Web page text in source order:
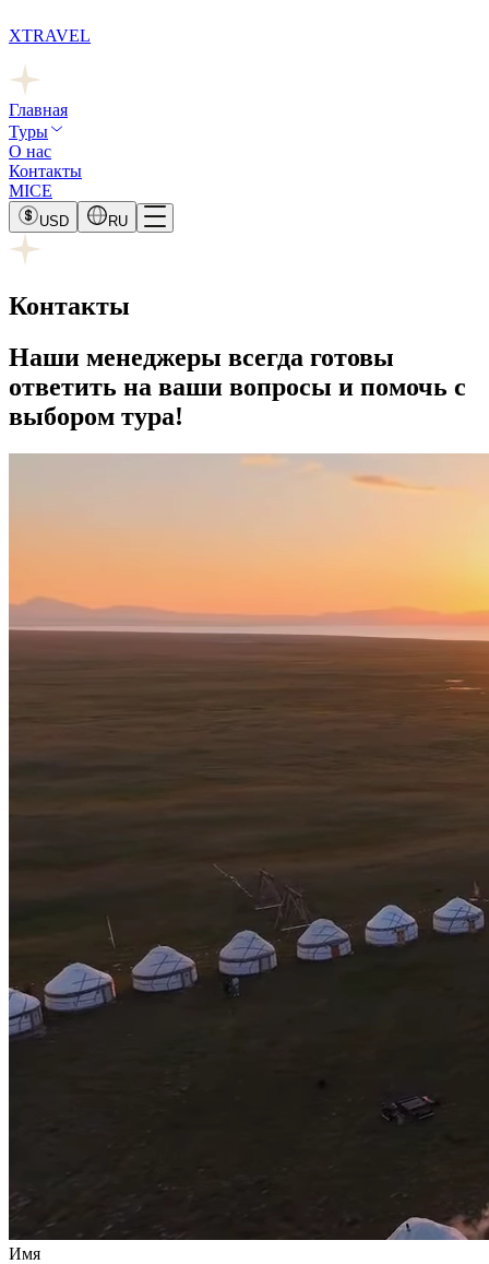
XTRAVEL
Главная
Туры
О нас
Контакты
MICE
USD RU
Контакты
Наши менеджеры всегда готовы
ответить на ваши вопросы и помочь с
выбором тура!
Имя